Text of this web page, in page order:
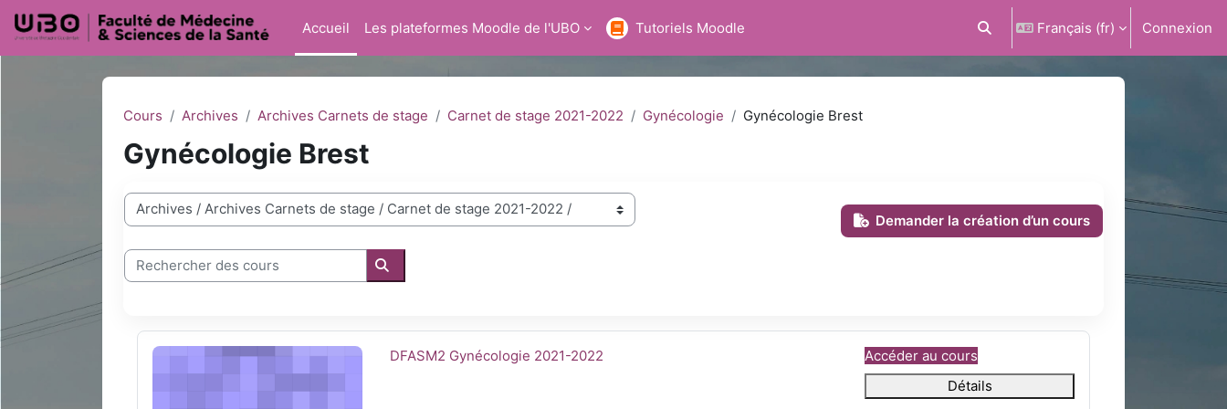
Accueil
Les plateformes Moodle de l'UBO Tutoriels Moodle Activer/désactiver la saisie de
Français ‎(fr)‎ Connexion
Cours Archives Archives Carnets de stage Carnet de stage 2021-2022 Gynécologie Gynécologie Brest
Gynécologie Brest
Catégories de cours Demander la création d’un cours
Rechercher des cours
Rechercher des cours
DFASM2 Gynécologie 2021-2022 Nom du cours
DFASM2 Gynécologie 2021-2022
Accéder au cours
Détails